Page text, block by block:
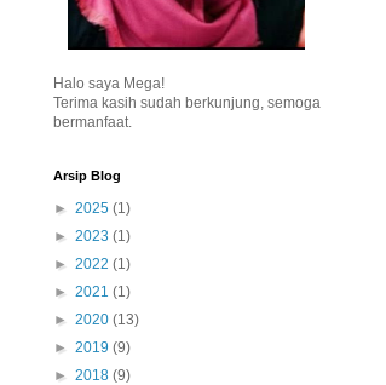
Halo saya Mega!
Terima kasih sudah berkunjung, semoga
bermanfaat.
Arsip Blog
► 2025 (1)
► 2023 (1)
► 2022 (1)
► 2021 (1)
► 2020 (13)
► 2019 (9)
► 2018 (9)